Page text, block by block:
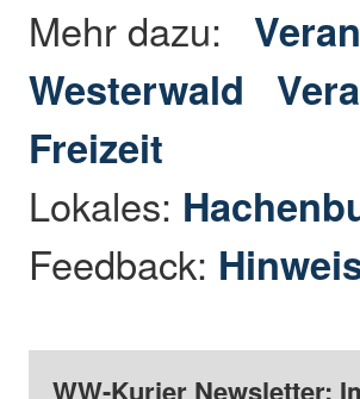
Mehr dazu:
Westerwald
Freizeit
Lokales:
Feedback:
WW-Kurier Newsletter: